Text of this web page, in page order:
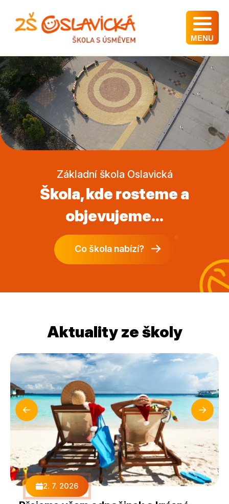
MENU
Základní škola Oslavická
Škola, kde rosteme a
objevujeme...
Co škola nabízí?
Aktuality ze školy
2. 7. 2026